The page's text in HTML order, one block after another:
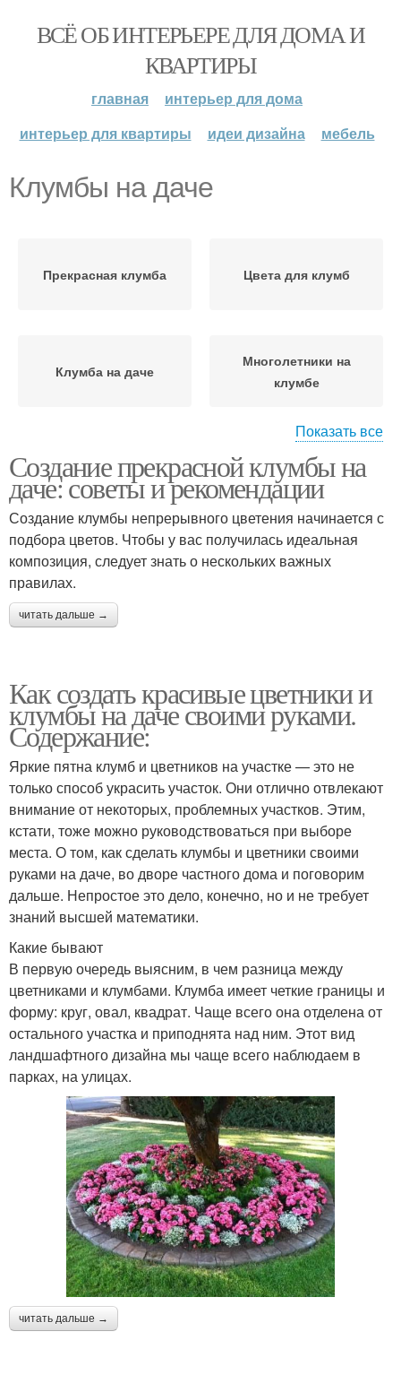
ВСЁ ОБ ИНТЕРЬЕРЕ ДЛЯ ДОМА И
КВАРТИРЫ
главная
интерьер для дома
интерьер для квартиры
идеи дизайна мебель
Клумбы на даче
Прекрасная клумба Цвета для клумб
Клумба на даче
Многолетники на
клумбе
Цвета на клумбе
Клумба с
многолетниками
Клумба с
однолетниками
Треугольная клумба
Круглая клумба
Цветочная клумба Простые клумбы
Успешная клумба
Клумбы для дачного
участка
Заборчики для клумб
Ограждения для клумб Цветники для дачи
Цветники на даче Ограждение для клумб
Показать все
Создание прекрасной клумбы на
даче: советы и рекомендации
Создание клумбы непрерывного цветения начинается с
подбора цветов. Чтобы у вас получилась идеальная
композиция, следует знать о нескольких важных
правилах.
читать дальше →
Как создать красивые цветники и
клумбы на даче своими руками.
Содержание:
Яркие пятна клумб и цветников на участке — это не
только способ украсить участок. Они отлично отвлекают
внимание от некоторых, проблемных участков. Этим,
кстати, тоже можно руководствоваться при выборе
места. О том, как сделать клумбы и цветники своими
руками на даче, во дворе частного дома и поговорим
дальше. Непростое это дело, конечно, но и не требует
знаний высшей математики.
Какие бывают
В первую очередь выясним, в чем разница между
цветниками и клумбами. Клумба имеет четкие границы и
форму: круг, овал, квадрат. Чаще всего она отделена от
остального участка и приподнята над ним. Этот вид
ландшафтного дизайна мы чаще всего наблюдаем в
парках, на улицах.
читать дальше →